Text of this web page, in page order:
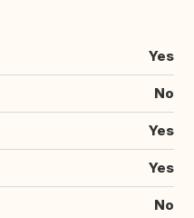
Yes
No
Yes
Yes
No